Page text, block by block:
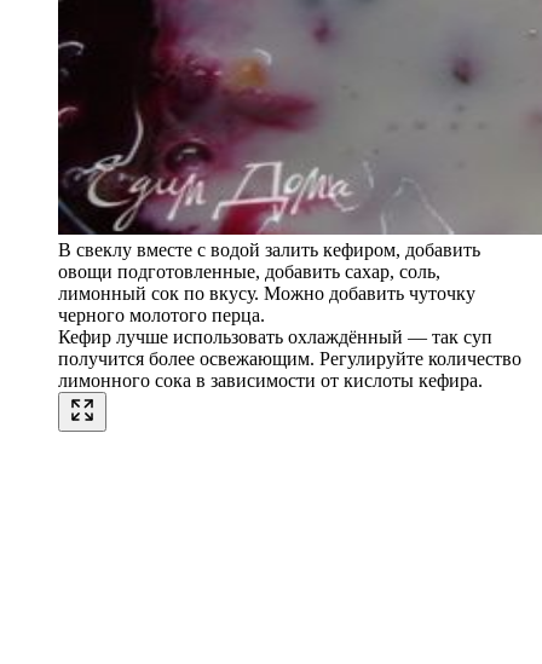
В свеклу вместе с водой залить кефиром, добавить
овощи подготовленные, добавить сахар, соль,
лимонный сок по вкусу. Можно добавить чуточку
черного молотого перца.
Кефир лучше использовать охлаждённый — так суп
получится более освежающим. Регулируйте количество
лимонного сока в зависимости от кислоты кефира.